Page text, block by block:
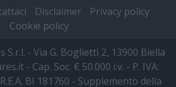
Disclaimer
Privacy policy
Cookie policy
- Via G. Boglietti 2, 13900 Biella
- Cap. Soc. € 50.000 i.v. - P. IVA:
BI 181760 - Supplemento della